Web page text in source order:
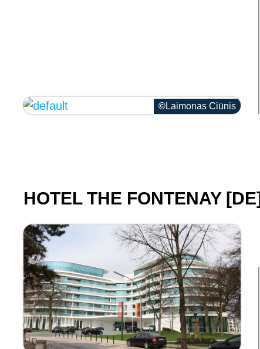
Laimonas Ciūnis
HOTEL THE FONTENAY [DE]